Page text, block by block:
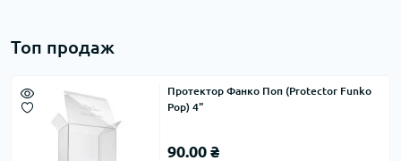
Топ продаж
Протектор Фанко Поп (Protector Funko
Pop) 4"
90.00 ₴